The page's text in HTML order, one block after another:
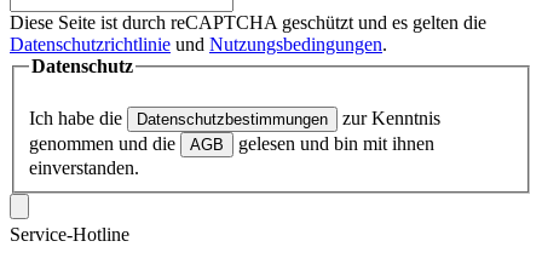
Diese Seite ist durch reCAPTCHA geschützt und es gelten die
Datenschutzrichtlinie und Nutzungsbedingungen.
Datenschutz
Ich habe die Datenschutzbestimmungen
zur Kenntnis
genommen und die
AGB
gelesen und bin mit ihnen
einverstanden.
Service-Hotline